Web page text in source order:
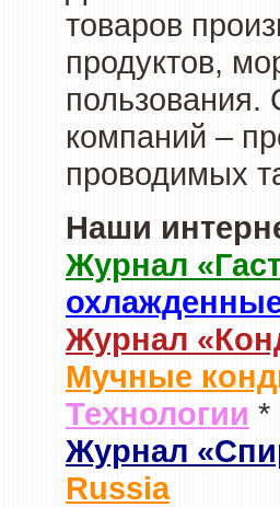
товаров
продуктов,
пользования.
компаний –
проводимых
Наши
Журнал
Журнал
Мучные
Технологии *
Журнал
Russia